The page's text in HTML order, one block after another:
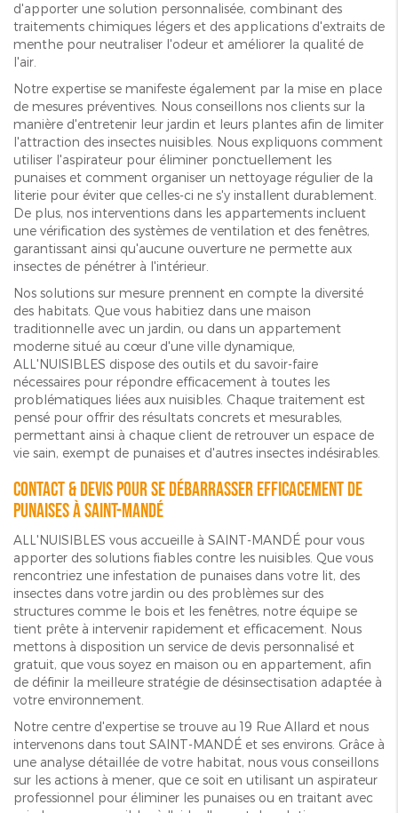
d'apporter une solution personnalisée, combinant des
traitements chimiques légers et des applications d'extraits de
menthe pour neutraliser l'odeur et améliorer la qualité de
l'air.
Notre expertise se manifeste également par la mise en place
de mesures préventives. Nous conseillons nos clients sur la
manière d'entretenir leur jardin et leurs plantes afin de limiter
l'attraction des insectes nuisibles. Nous expliquons comment
utiliser l'aspirateur pour éliminer ponctuellement les
punaises et comment organiser un nettoyage régulier de la
literie pour éviter que celles-ci ne s'y installent durablement.
De plus, nos interventions dans les appartements incluent
une vérification des systèmes de ventilation et des fenêtres,
garantissant ainsi qu'aucune ouverture ne permette aux
insectes de pénétrer à l'intérieur.
Nos solutions sur mesure prennent en compte la diversité
des habitats. Que vous habitiez dans une maison
traditionnelle avec un jardin, ou dans un appartement
moderne situé au cœur d'une ville dynamique,
ALL'NUISIBLES dispose des outils et du savoir-faire
nécessaires pour répondre efficacement à toutes les
problématiques liées aux nuisibles. Chaque traitement est
pensé pour offrir des résultats concrets et mesurables,
permettant ainsi à chaque client de retrouver un espace de
vie sain, exempt de punaises et d'autres insectes indésirables.
Contact & Devis pour se débarrasser efficacement de
punaises à SAINT-MANDÉ
ALL'NUISIBLES vous accueille à SAINT-MANDÉ pour vous
apporter des solutions fiables contre les nuisibles. Que vous
rencontriez une infestation de punaises dans votre lit, des
insectes dans votre jardin ou des problèmes sur des
structures comme le bois et les fenêtres, notre équipe se
tient prête à intervenir rapidement et efficacement. Nous
mettons à disposition un service de devis personnalisé et
gratuit, que vous soyez en maison ou en appartement, afin
de définir la meilleure stratégie de désinsectisation adaptée à
votre environnement.
Notre centre d'expertise se trouve au 19 Rue Allard et nous
intervenons dans tout SAINT-MANDÉ et ses environs. Grâce à
une analyse détaillée de votre habitat, nous vous conseillons
sur les actions à mener, que ce soit en utilisant un aspirateur
professionnel pour éliminer les punaises ou en traitant avec